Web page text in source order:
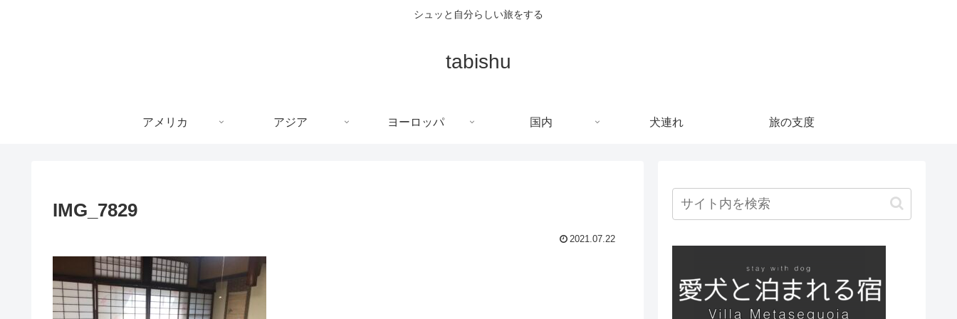
シュッと自分らしい旅をする
tabishu
アメリカ アジア ヨーロッパ 国内 犬連れ 旅の支度
IMG_7829
2021.07.22